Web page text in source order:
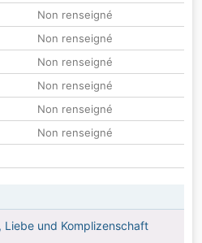
Non renseigné
Non renseigné
Non renseigné
Non renseigné
Non renseigné
Non renseigné
Liebe und Komplizenschaft